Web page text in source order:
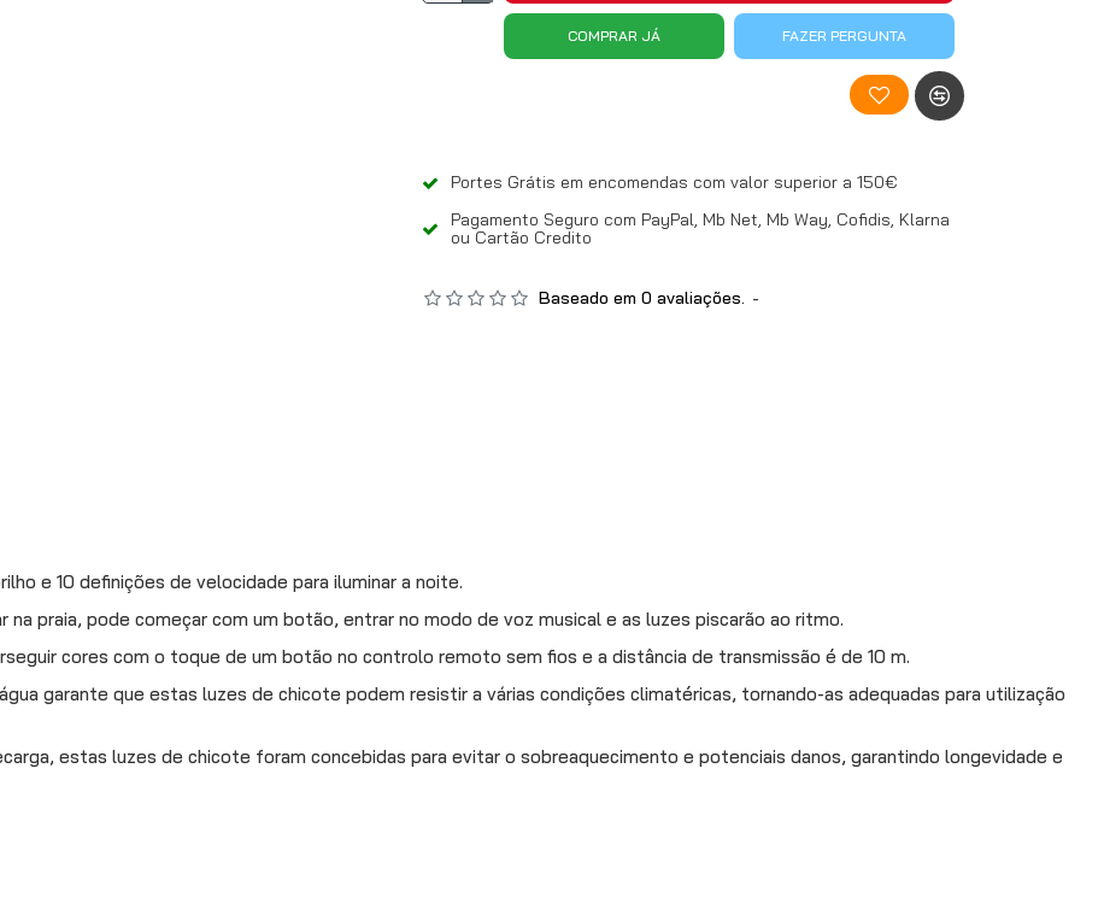
Portes Grátis em encomendas com valor superior a 150€
Pagamento Seguro com PayPal, Mb Net, Mb Way, Cofidis, Klarna
ou Cartão Credito
Baseado em 0 avaliações. -
COMPRAR JÁ FAZER PERGUNTA
e 10 definições de velocidade para iluminar a noite.
na praia, pode começar com um botão, entrar no modo de voz musical e as luzes piscarão ao ritmo.
cores com o toque de um botão no controlo remoto sem fios e a distância de transmissão é de 10 m.
garante que estas luzes de chicote podem resistir a várias condições climatéricas, tornando-as adequadas para utilização
estas luzes de chicote foram concebidas para evitar o sobreaquecimento e potenciais danos, garantindo longevidade e